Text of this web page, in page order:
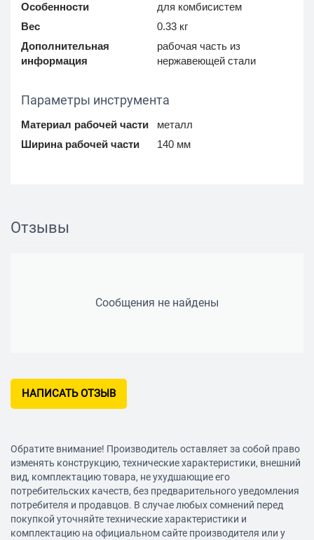
Особенности
для комбисистем
Вес
0.33 кг
Дополнительная
информация
рабочая часть из
нержавеющей стали
Параметры инструмента
Материал рабочей части
металл
Ширина рабочей части
140 мм
Отзывы
Сообщения не найдены
НАПИСАТЬ ОТЗЫВ
Обратите внимание! Производитель оставляет за собой право
изменять конструкцию, технические характеристики, внешний
вид, комплектацию товара, не ухудшающие его
потребительских качеств, без предварительного уведомления
потребителя и продавцов. В случае любых сомнений перед
покупкой уточняйте технические характеристики и
комплектацию на официальном сайте производителя или у